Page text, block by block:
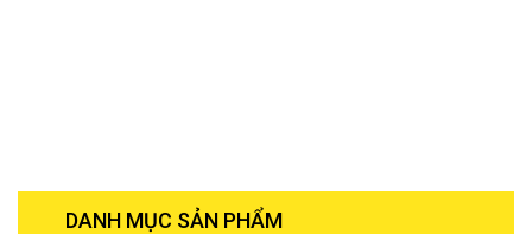
DANH MỤC SẢN PHẨM